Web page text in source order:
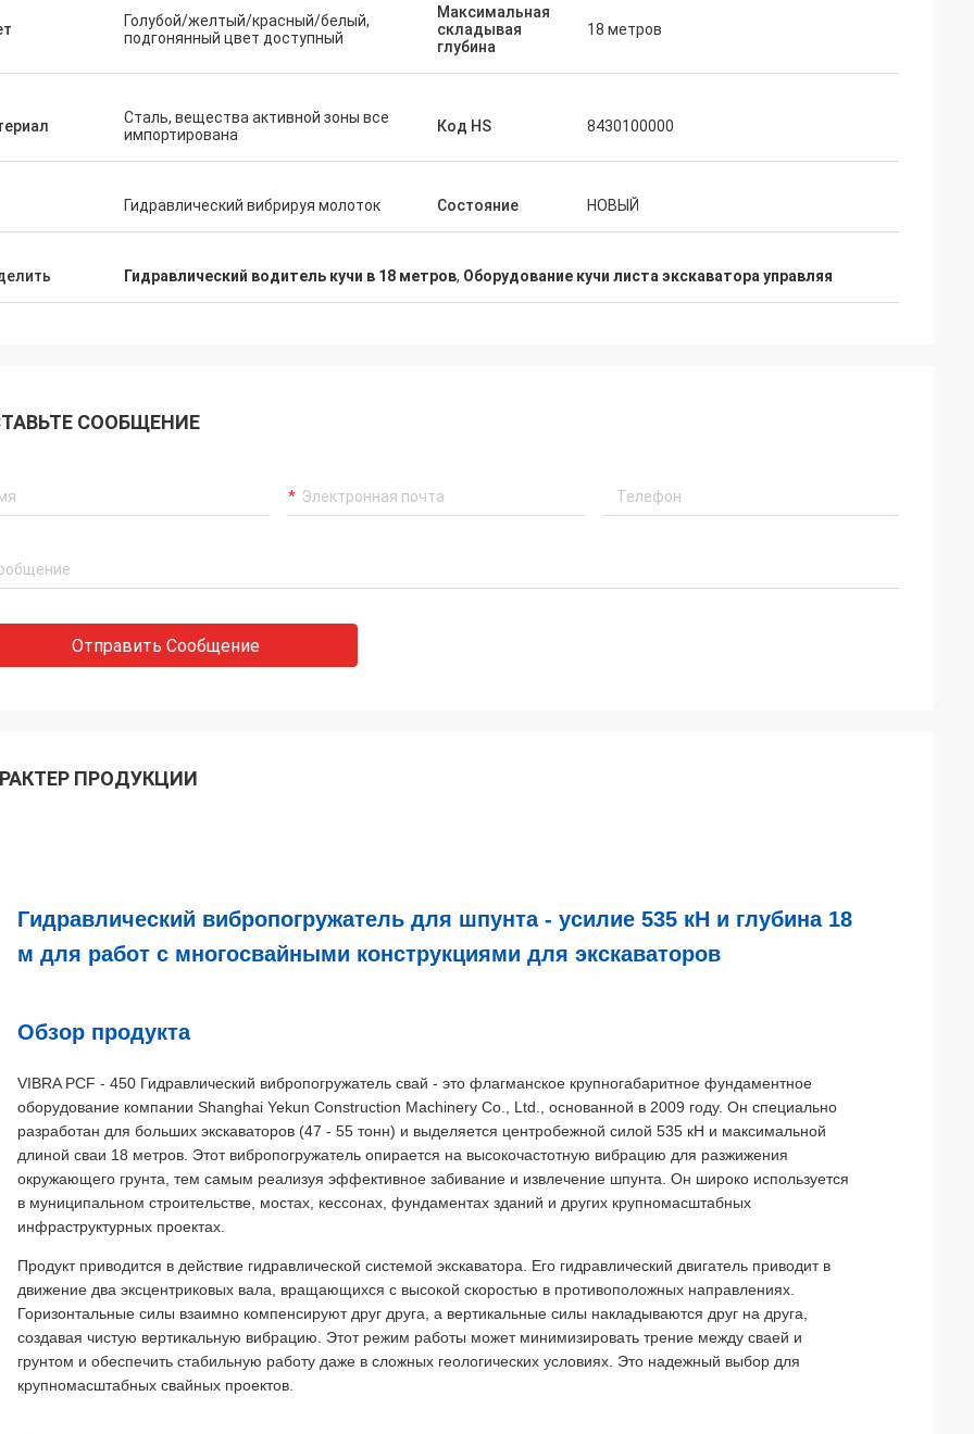
Голубой/желтый/красный/белый,
подгонянный цвет доступный
Максимальная
складывая
глубина
18 метров
Сталь, вещества активной зоны все
импортирована
Код HS 8430100000
Гидравлический вибрируя молоток Состояние НОВЫЙ
Гидравлический водитель кучи в 18 метров, Оборудование кучи листа экскаватора управляя
СООБЩЕНИЕ
Отправить Сообщение
ПРОДУКЦИИ
Гидравлический вибропогружатель для шпунта - усилие 535 кН и глубина 18
м для работ с многосвайными конструкциями для экскаваторов
Обзор продукта
VIBRA PCF - 450 Гидравлический вибропогружатель свай - это флагманское крупногабаритное фундаментное
оборудование компании Shanghai Yekun Construction Machinery Co., Ltd., основанной в 2009 году. Он специально
разработан для больших экскаваторов (47 - 55 тонн) и выделяется центробежной силой 535 кН и максимальной
длиной сваи 18 метров. Этот вибропогружатель опирается на высокочастотную вибрацию для разжижения
окружающего грунта, тем самым реализуя эффективное забивание и извлечение шпунта. Он широко используется
в муниципальном строительстве, мостах, кессонах, фундаментах зданий и других крупномасштабных
инфраструктурных проектах.
Продукт приводится в действие гидравлической системой экскаватора. Его гидравлический двигатель приводит в
движение два эксцентриковых вала, вращающихся с высокой скоростью в противоположных направлениях.
Горизонтальные силы взаимно компенсируют друг друга, а вертикальные силы накладываются друг на друга,
создавая чистую вертикальную вибрацию. Этот режим работы может минимизировать трение между сваей и
грунтом и обеспечить стабильную работу даже в сложных геологических условиях. Это надежный выбор для
крупномасштабных свайных проектов.